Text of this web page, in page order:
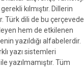
kılmıştır. Dillerin
Türk dili de bu çerçevede
hem de etkilenen
yazıldığı alfabelerdir.
yazı sistemleri
yazılmamıştır. Tüm